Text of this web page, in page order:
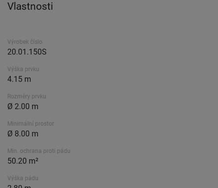
Vlastnosti
Výrobek číslo
20.01.150S
Výška prvku
4.15 m
Rozměry prvku
Ø 2.00 m
Minimální prostor
Ø 8.00 m
Min. ochrana proti pádu
50.20 m²
Výška pádu